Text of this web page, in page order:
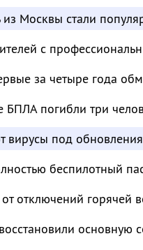
Москвы стали
с
за четыре года
БПЛА погибли три
вирусы под
беспилотный
отключений горячей
основную